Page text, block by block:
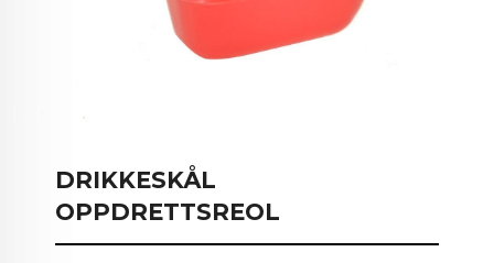
DRIKKESKÅL
OPPDRETTSREOL